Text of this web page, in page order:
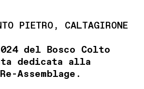
PIETRO, CALTAGIRONE
del Bosco Colto
dedicata alla
Assemblage.